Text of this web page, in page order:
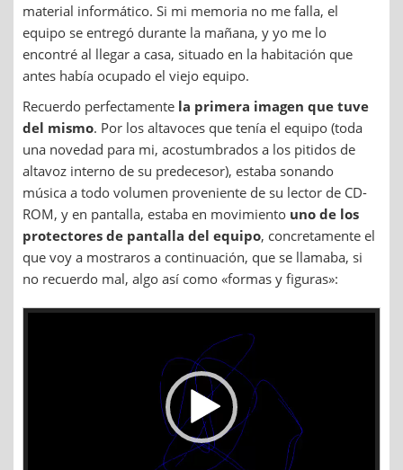
material informático. Si mi memoria no me falla, el
equipo se entregó durante la mañana, y yo me lo
encontré al llegar a casa, situado en la habitación que
antes había ocupado el viejo equipo.
Recuerdo perfectamente la primera imagen que tuve
del mismo. Por los altavoces que tenía el equipo (toda
una novedad para mi, acostumbrados a los pitidos de
altavoz interno de su predecesor), estaba sonando
música a todo volumen proveniente de su lector de CD-
ROM, y en pantalla, estaba en movimiento uno de los
protectores de pantalla del equipo, concretamente el
que voy a mostraros a continuación, que se llamaba, si
no recuerdo mal, algo así como «formas y figuras»:
Reproductor
vídeo